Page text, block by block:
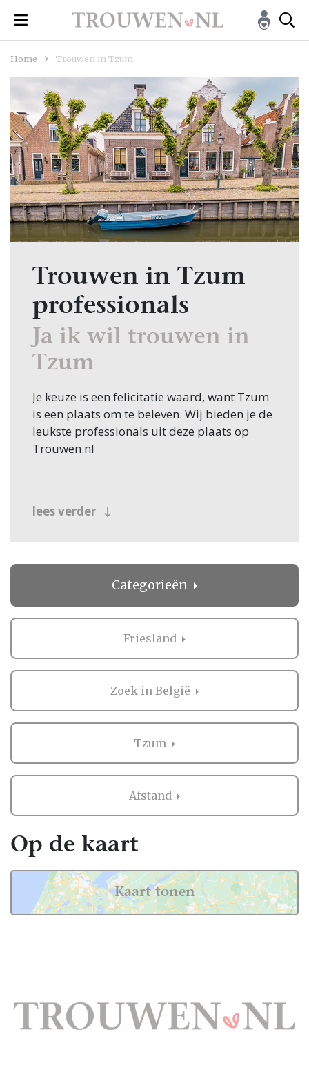
Home Trouwen in Tzum
Trouwen in Tzum
professionals
Ja ik wil trouwen in
Tzum
Je keuze is een felicitatie waard, want Tzum
is een plaats om te beleven. Wij bieden je de
leukste professionals uit deze plaats op
Trouwen.nl
lees verder
Categorieën
Friesland
Zoek in België
Tzum
Afstand
Op de kaart
Kaart tonen